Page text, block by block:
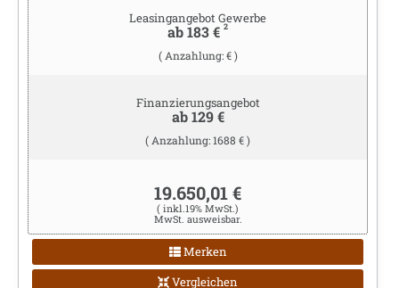
Leasingangebot Gewerbe
ab 183 € 2
( Anzahlung: € )
Finanzierungsangebot
ab 129 €
( Anzahlung: 1688 € )
19.650,01 €
( inkl.19% MwSt.)
MwSt. ausweisbar.
Merken
Vergleichen